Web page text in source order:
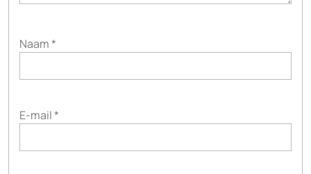
Naam*
E-mail*